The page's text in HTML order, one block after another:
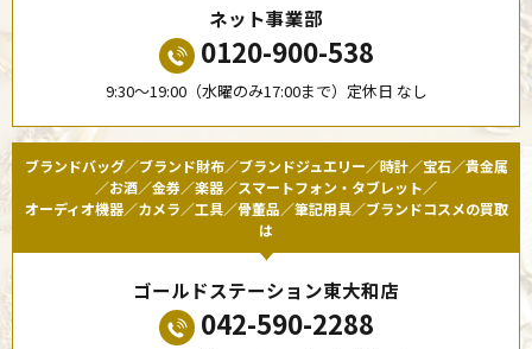
ネット事業部
0120-900-538
9:30〜19:00（水曜のみ17:00まで）定休日 なし
ブランドバッグ／ブランド財布／ブランドジュエリー／時計／宝石／貴金属
／お酒／金券／楽器／スマートフォン・タブレット／
オーディオ機器／カメラ／工具／骨董品／筆記用具／ブランドコスメの買取
は
ゴールドステーション東大和店
042-590-2288